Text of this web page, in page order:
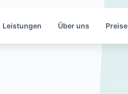
Leistungen Über uns Preise